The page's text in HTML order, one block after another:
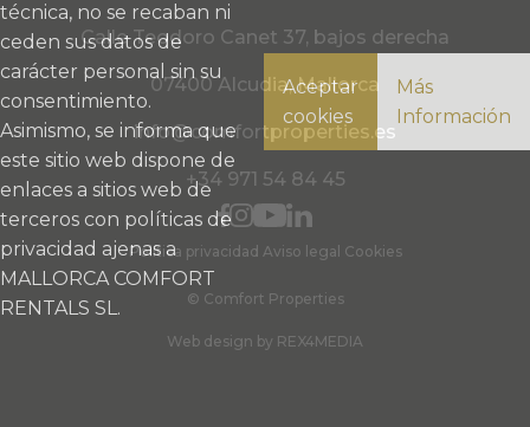
Calle Teodoro Canet 37, bajos derecha
07400 Alcudia, Mallorca
info@comfortproperties.es
+34 971 54 84 45
© Comfort Properties
Política privacidad Aviso legal Cookies
Web design by REX4MEDIA
técnica, no se recaban ni
ceden sus datos de
carácter personal sin su
consentimiento.
Asimismo, se informa que
este sitio web dispone de
enlaces a sitios web de
terceros con políticas de
privacidad ajenas a
MALLORCA COMFORT
RENTALS SL.
Aceptar
cookies
Más
Información